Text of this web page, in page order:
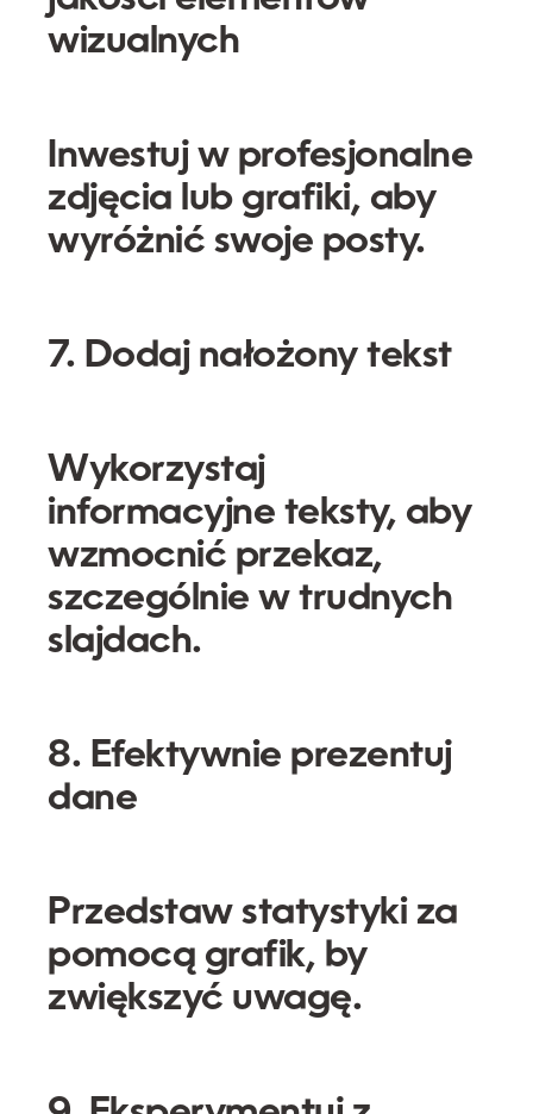
wizualnych
Inwestuj w profesjonalne
zdjęcia lub grafiki, aby
wyróżnić swoje posty.
7. Dodaj nałożony tekst
Wykorzystaj
informacyjne teksty, aby
wzmocnić przekaz,
szczególnie w trudnych
slajdach.
8. Efektywnie prezentuj
dane
Przedstaw statystyki za
pomocą grafik, by
zwiększyć uwagę.